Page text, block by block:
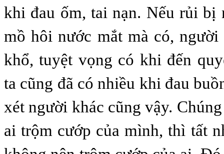
khi đau ốm, tai nạn. Nếu rủi bị
mồ hôi nước mắt mà có, người
khổ, tuyệt vọng có khi đến
ta cũng đã có nhiều khi đau
xét người khác cũng vậy.
ai trộm cướp của mình, thì tất